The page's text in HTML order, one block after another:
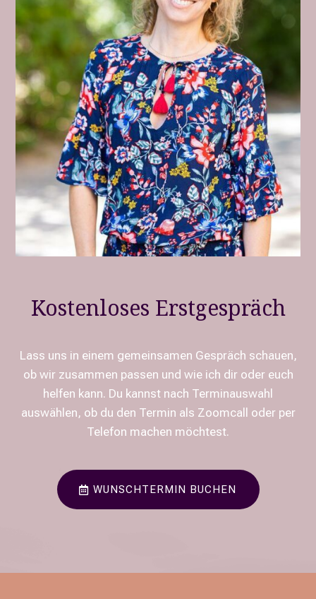
Kostenloses Erstgespräch
Lass uns in einem gemeinsamen Gespräch schauen,
ob wir zusammen passen und wie ich dir oder euch
helfen kann. Du kannst nach Terminauswahl
auswählen, ob du den Termin als Zoomcall oder per
Telefon machen möchtest.
WUNSCHTERMIN BUCHEN